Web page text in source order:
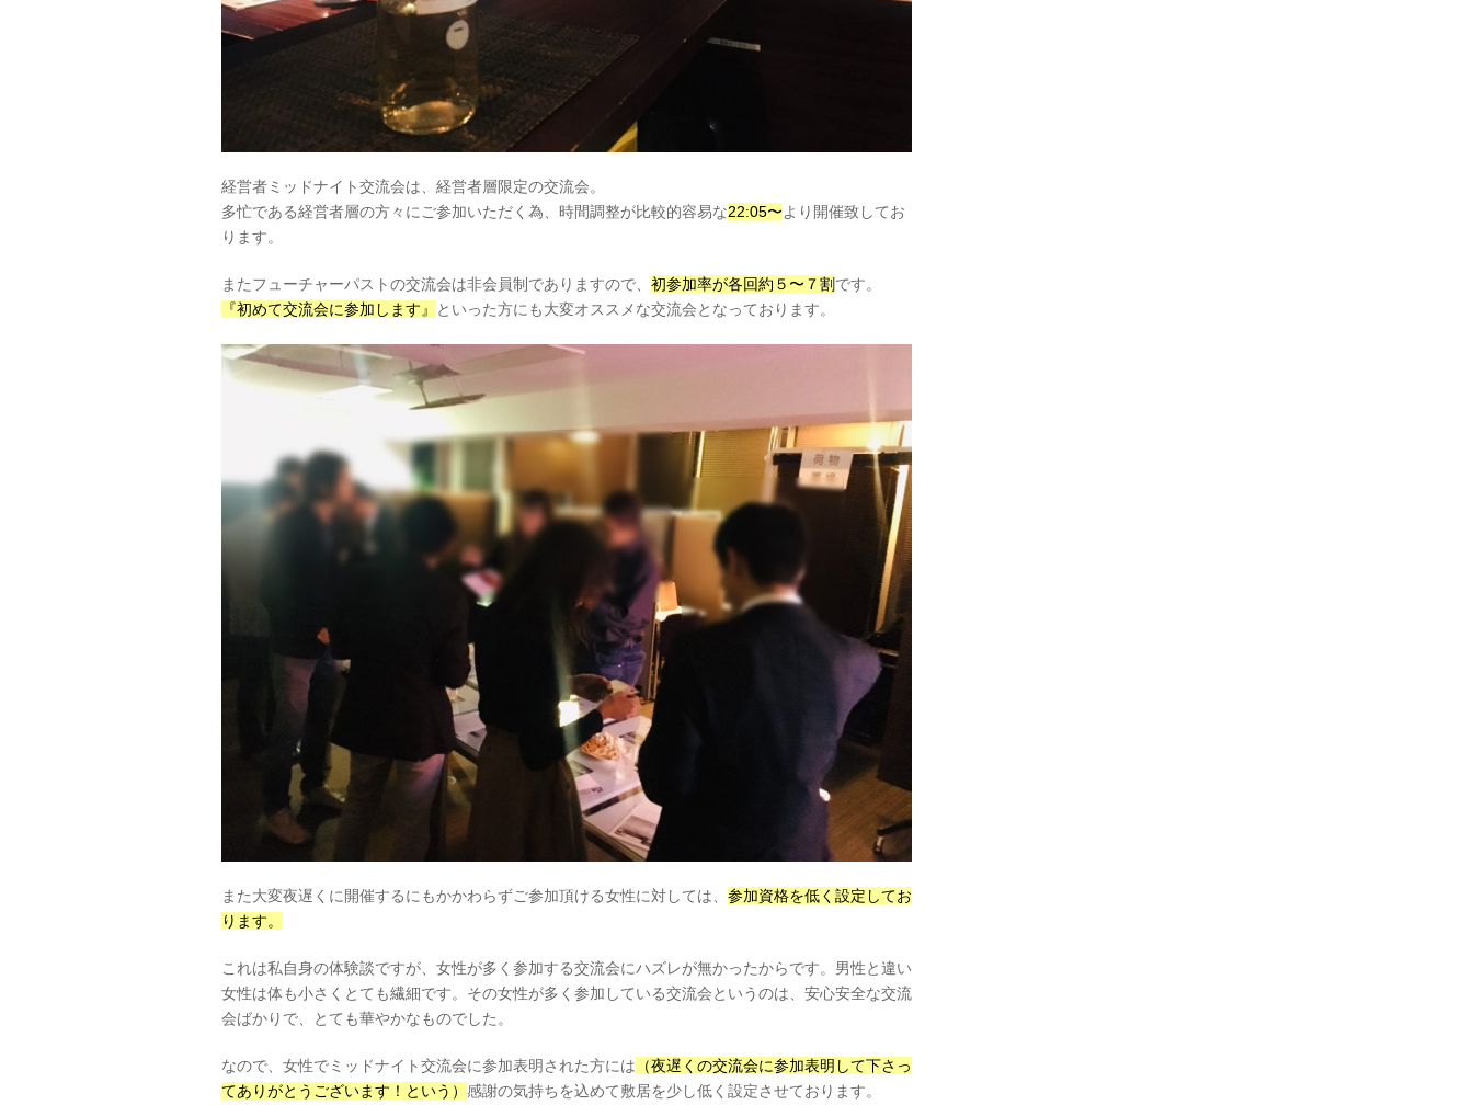
経営者ミッドナイト交流会は、経営者層限定の交流会。
多忙である経営者層の方々にご参加いただく為、時間調整が比較的容易な22:05〜より開催致してお
ります。
またフューチャーパストの交流会は非会員制でありますので、 初参加率が各回約５〜７割です。
『初めて交流会に参加します』
といった方にも大変オススメな交流会となっております。
また大変夜遅くに開催するにもかかわらずご参加頂ける女性に対しては、 参加資格を低く設定してお
ります。
これは私自身の体験談ですが、女性が多く参加する交流会にハズレが無かったからです。男性と違い
女性は体も小さくとても繊細です。その女性が多く参加している交流会というのは、安心安全な交流
会ばかりで、とても華やかなものでした。
なので、女性でミッドナイト交流会に参加表明された方には （夜遅くの交流会に参加表明して下さっ
てありがとうございます！という） 感謝の気持ちを込めて敷居を少し低く設定させております。